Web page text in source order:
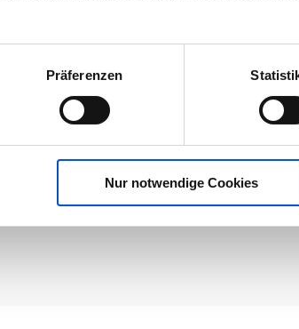
Präferenzen
Nur notwendige Cookies